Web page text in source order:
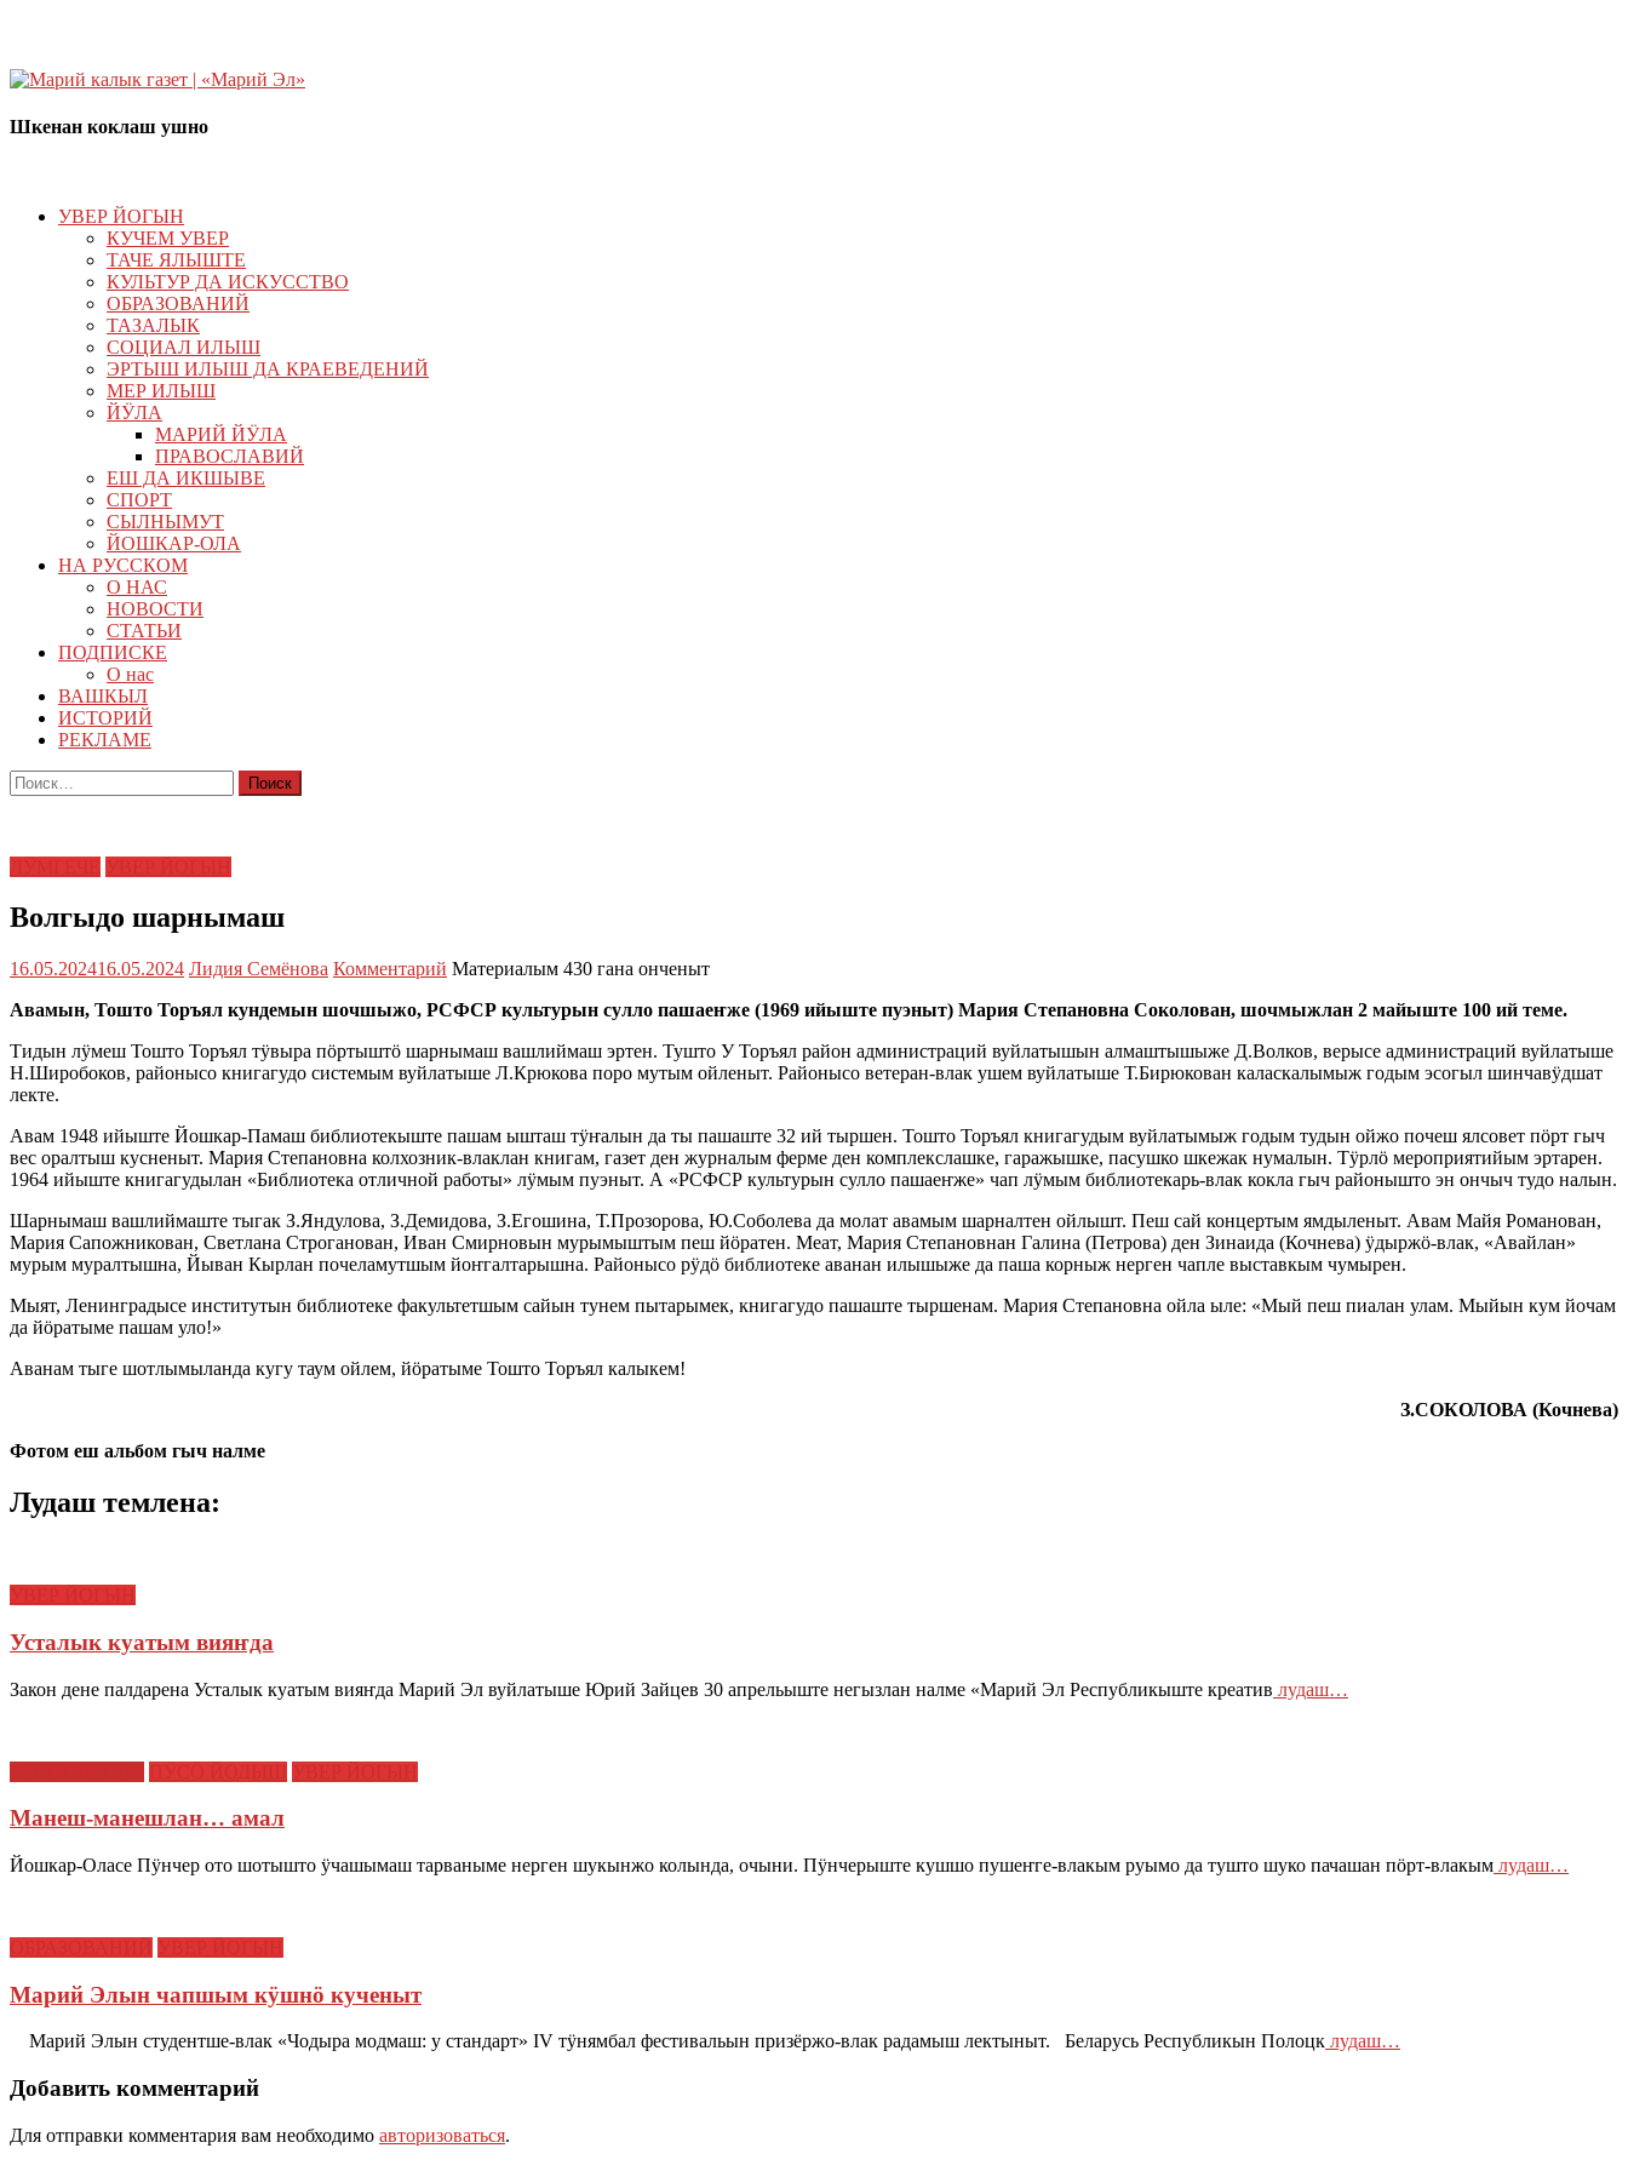
Шкенан коклаш ушно
УВЕР ЙОГЫН
КУЧЕМ УВЕР
ТАЧЕ ЯЛЫШТЕ
КУЛЬТУР ДА ИСКУССТВО
ОБРАЗОВАНИЙ
ТАЗАЛЫК
СОЦИАЛ ИЛЫШ
ЭРТЫШ ИЛЫШ ДА КРАЕВЕДЕНИЙ
МЕР ИЛЫШ
ЙӰЛА
МАРИЙ ЙӰЛА
ПРАВОСЛАВИЙ
ЕШ ДА ИКШЫВЕ
СПОРТ
СЫЛНЫМУТ
ЙОШКАР-ОЛА
НА РУССКОМ
О НАС
НОВОСТИ
СТАТЬИ
ПОДПИСКЕ
О нас
ВАШКЫЛ
ИСТОРИЙ
РЕКЛАМЕ
Найти:
Волгыдо шарнымаш
16.05.202416.05.2024 Лидия Семёнова Комментарий Материалым 430 гана онченыт
Авамын, Тошто Торъял кундемын шочшыжо, РСФСР культурын сулло пашаеҥже (1969 ийыште пуэныт) Мария Степановна Соколован, шочмыжлан 2 майыште 100 ий теме.
Тидын лӱмеш Тошто Торъял тӱвыра пӧртыштӧ шарнымаш вашлиймаш эртен. Тушто У Торъял район администраций вуйлатышын алмаштышыже Д.Волков, верысе администраций вуйлатыше
Н.Широбоков, районысо книгагудо системым вуйлатыше Л.Крюкова поро мутым ойленыт. Районысо ветеран-влак ушем вуйлатыше Т.Бирюкован каласкалымыж годым эсогыл шинчавӱдшат
лекте.
Авам 1948 ийыште Йошкар-Памаш библиотекыште пашам ышташ тӱҥалын да ты пашаште 32 ий тыршен. Тошто Торъял книгагудым вуйлатымыж годым тудын ойжо почеш ялсовет пӧрт гыч
вес оралтыш кусненыт. Мария Степановна колхозник-влаклан книгам, газет ден журналым ферме ден комплекслашке, гаражышке, пасушко шкежак нумалын. Тӱрлӧ мероприятийым эртарен.
1964 ийыште книгагудылан «Библиотека отличной работы» лӱмым пуэныт. А «РСФСР культурын сулло пашаеҥже» чап лӱмым библиотекарь-влак кокла гыч районышто эн ончыч тудо налын.
Шарнымаш вашлиймаште тыгак З.Яндулова, З.Демидова, З.Егошина, Т.Прозорова, Ю.Соболева да молат авамым шарналтен ойлышт. Пеш сай концертым ямдыленыт. Авам Майя Романован,
Мария Сапожникован, Светлана Строганован, Иван Смирновын мурымыштым пеш йӧратен. Меат, Мария Степановнан Галина (Петрова) ден Зинаида (Кочнева) ӱдыржӧ-влак, «Авайлан»
мурым муралтышна, Йыван Кырлан почеламутшым йоҥгалтарышна. Районысо рӱдӧ библиотеке аванан илышыже да паша корныж нерген чапле выставкым чумырен.
Мыят, Ленинградысе институтын библиотеке факультетшым сайын тунем пытарымек, книгагудо пашаште тыршенам. Мария Степановна ойла ыле: «Мый пеш пиалан улам. Мыйын кум йочам
да йӧратыме пашам уло!»
Аванам тыге шотлымыланда кугу таум ойлем, йӧратыме Тошто Торъял калыкем!
З.СОКОЛОВА (Кочнева)
Фотом еш альбом гыч налме
Лудаш темлена:
Усталык куатым вияҥда
Закон дене палдарена Усталык куатым вияҥда Марий Эл вуйлатыше Юрий Зайцев 30 апрельыште негызлан налме «Марий Эл Республикыште креатив лудаш…
Манеш-манешлан… амал
Йошкар-Оласе Пӱнчер ото шотышто ӱчашымаш тарваныме нерген шукынжо колында, очыни. Пӱнчерыште кушшо пушеҥге-влакым руымо да тушто шуко пачашан пӧрт-влакым лудаш…
Марий Элын чапшым кӱшнӧ кученыт
Марий Элын студентше-влак «Чодыра модмаш: у стандарт» IV тӱнямбал фестивальын призёржо-влак радамыш лектыныт. Беларусь Республикын Полоцк лудаш…
Добавить комментарий
Для отправки комментария вам необходимо авторизоваться.